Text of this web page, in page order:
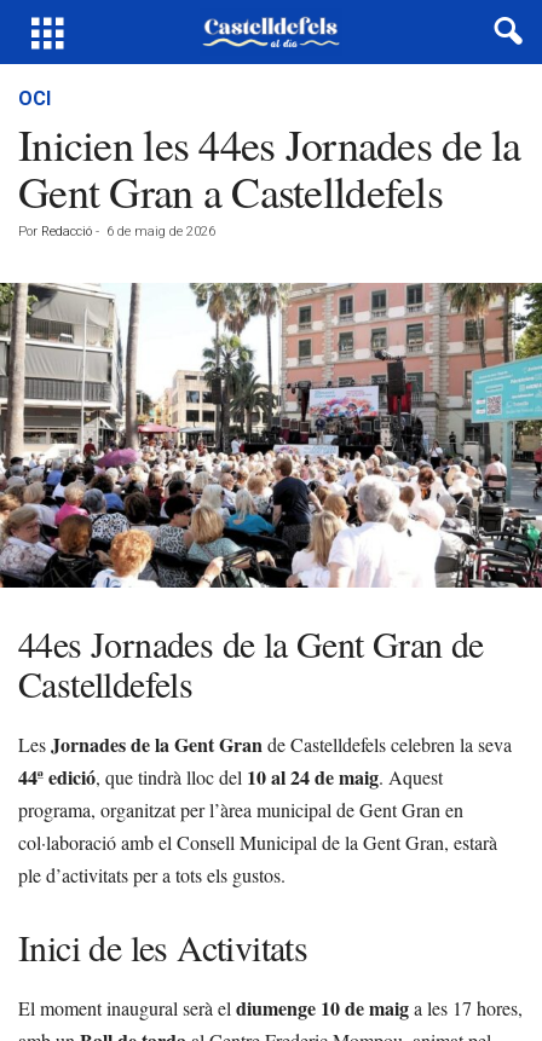
OCI
Inicien les 44es Jornades de la
Gent Gran a Castelldefels
Por Redacció - 6 de maig de 2026
44es Jornades de la Gent Gran de
Castelldefels
LesJornades de la Gent Grande Castelldefels celebren la seva
44ª edició, que tindrà lloc del 10 al 24 de maig. Aquest
programa, organitzat per l’àrea municipal de Gent Gran en
col·laboració amb el Consell Municipal de la Gent Gran, estarà
ple d’activitats per a tots els gustos.
Inici de les Activitats
El moment inaugural serà el diumenge 10 de maiga les 17 hores,